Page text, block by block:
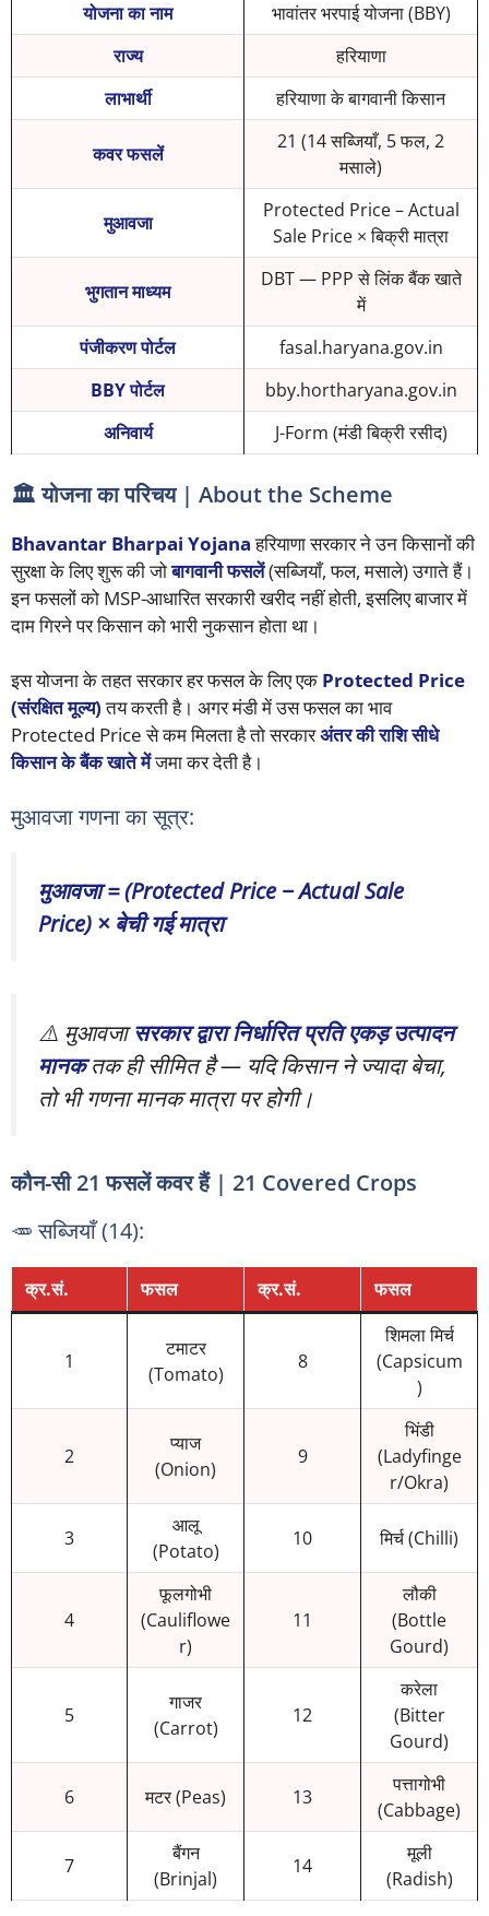
योजना का नाम
भावांतर भरपाई योजना (BBY)
राज्य
हरियाणा
लाभार्थी
हरियाणा के बागवानी किसान
कवर फसलें
21 (14 सब्जियाँ, 5 फल, 2
मसाले)
मुआवजा
Protected Price – Actual
Sale Price × बिक्री मात्रा
भुगतान माध्यम
DBT — PPP से लिंक बैंक खाते
में
पंजीकरण पोर्टल
fasal.haryana.gov.in
BBY पोर्टल
bby.hortharyana.gov.in
अनिवार्य
J-Form (मंडी बिक्री रसीद)
🏛️ योजना का परिचय | About the Scheme
Bhavantar Bharpai Yojanaहरियाणा सरकार ने उन किसानों की
सुरक्षा के लिए शुरू की जोबागवानी फसलें(सब्जियाँ, फल, मसाले) उगाते हैं।
इन फसलों को MSP-आधारित सरकारी खरीद नहीं होती, इसलिए बाजार में
दाम गिरने पर किसान को भारी नुकसान होता था।
इस योजना के तहत सरकार हर फसल के लिए एक Protected Price
(संरक्षित मूल्य)तय करती है। अगर मंडी में उस फसल का भाव
Protected Price से कम मिलता है तो सरकारअंतर की राशि सीधे
किसान के बैंक खाते मेंजमा कर देती है।
मुआवजा गणना का सूत्र:
मुआवजा = (Protected Price − Actual Sale
Price) × बेची गई मात्रा
⚠️ मुआवजासरकार द्वारा निर्धारित प्रति एकड़ उत्पादन
मानकतक ही सीमित है — यदि किसान ने ज्यादा बेचा,
तो भी गणना मानक मात्रा पर होगी।
कौन-सी 21 फसलें कवर हैं | 21 Covered Crops
🥕 सब्जियाँ (14):
क्र.सं. फसल क्र.सं. फसल
1
टमाटर
(Tomato)
8
शिमला मिर्च
(Capsicum
)
2
प्याज
(Onion)
9
भिंडी
(Ladyfinge
r/Okra)
3
आलू
(Potato)
10 मिर्च (Chilli)
4
फूलगोभी
(Cauliflowe
r)
11
लौकी
(Bottle
Gourd)
5
गाजर
(Carrot)
12
करेला
(Bitter
Gourd)
6 मटर (Peas) 13
पत्तागोभी
(Cabbage)
7
बैंगन
(Brinjal)
14
मूली
(Radish)